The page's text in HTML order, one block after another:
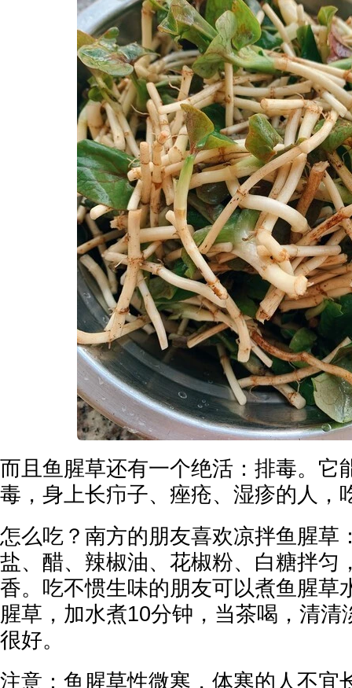
而且鱼腥草还有一个绝活：排毒。它
毒，身上长疖子、痤疮、湿疹的人，
怎么吃？南方的朋友喜欢凉拌鱼腥草
盐、醋、辣椒油、花椒粉、白糖拌匀
香。吃不惯生味的朋友可以煮鱼腥草
腥草，加水煮10分钟，当茶喝，清清
很好。
注意：鱼腥草性微寒，体寒的人不宜